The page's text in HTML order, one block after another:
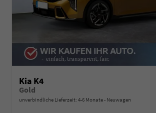
Kia K4
Gold
unverbindliche Lieferzeit: 4-6 Monate Neuwagen